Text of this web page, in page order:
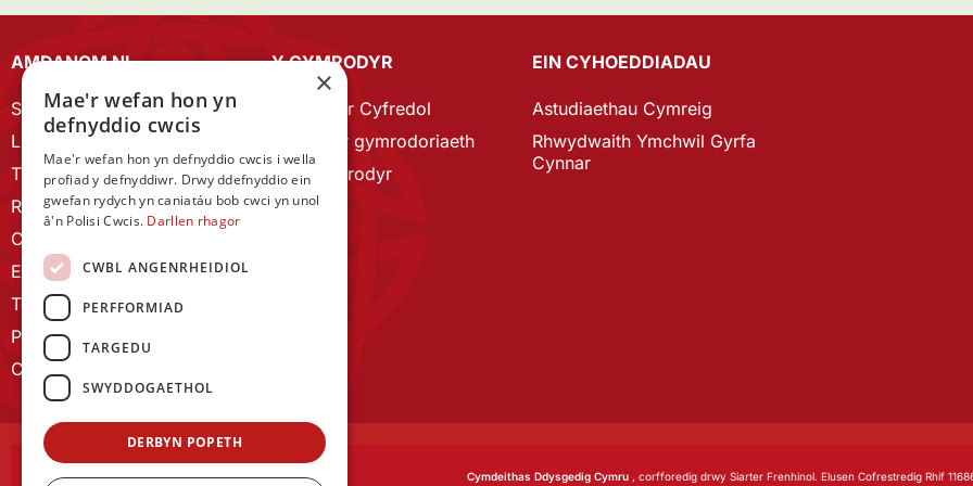
AMDANOM NI
Strategaeth 2023-28
Llywodraethu
Tîm Staff
RYGC Hafan
Canllawiau brandio
Ein Hanes
Telerau ac Amodau
Polisi Preifatrwydd
Cysylltu â ni
Y CYMRODYR
Cymrodyr Cyfredol
Esbonio’r gymrodoriaeth
Cyn Gymrodyr
EIN CYHOEDDIADAU
Astudiaethau Cymreig
Rhwydwaith Ymchwil Gyrfa
Cynnar
Cymdeithas Ddysgedig Cymru , corfforedig drwy Siarter Frenhinol. Elusen Cofrestredig Rhif
×
Mae'r wefan hon yn
defnyddio cwcis
Mae'r wefan hon yn defnyddio cwcis i wella
profiad y defnyddiwr. Drwy ddefnyddio ein
gwefan rydych yn caniatáu bob cwci yn unol
â'n Polisi Cwcis. Darllen rhagor
CWBL ANGENRHEIDIOL
PERFFORMIAD
TARGEDU
SWYDDOGAETHOL
DERBYN POPETH